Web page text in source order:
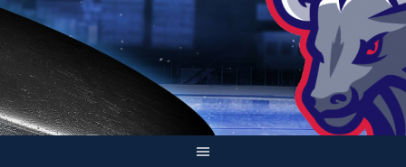
Skip
content